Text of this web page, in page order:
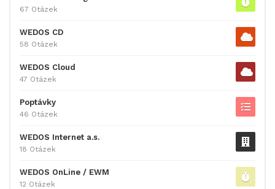
67 Otázek
WEDOS CD
58 Otázek
WEDOS Cloud
47 Otázek
Poptávky
46 Otázek
WEDOS Internet a.s.
18 Otázek
WEDOS OnLine / EWM
12 Otázek